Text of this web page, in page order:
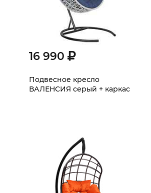
16 990
Подвесное кресло
ВАЛЕНСИЯ серый + каркас